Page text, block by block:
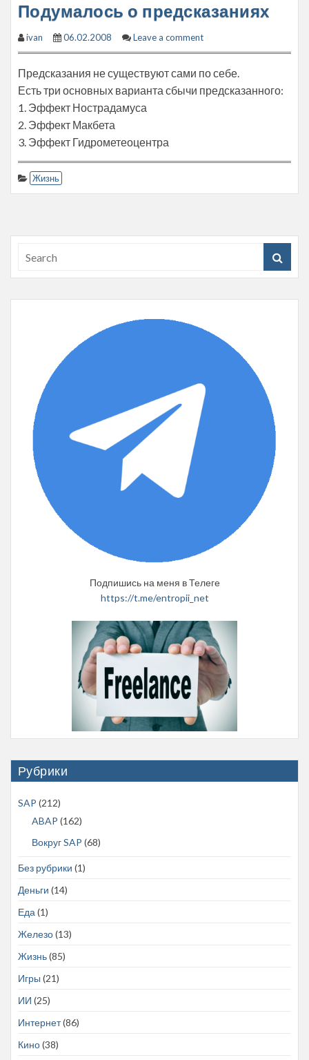
Подумалось о предсказаниях
ivan 06.02.2008 Leave a comment
Предсказания не существуют сами по себе.
Есть три основных варианта сбычи предсказанного:
1. Эффект Нострадамуса
2. Эффект Макбета
3. Эффект Гидрометеоцентра
Жизнь
Подпишись на меня в Телеге
https://t.me/entropii_net
Рубрики
SAP (212)
ABAP (162)
Вокруг SAP (68)
Без рубрики (1)
Деньги (14)
Еда(1)
Железо(13)
Жизнь(85)
Игры (21)
ИИ (25)
Интернет(86)
Кино(38)